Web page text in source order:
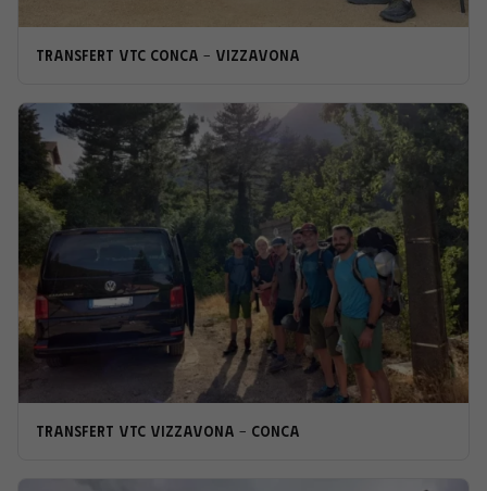
Transfert VTC Conca - Vizzavona
Transfert VTC Vizzavona - Conca